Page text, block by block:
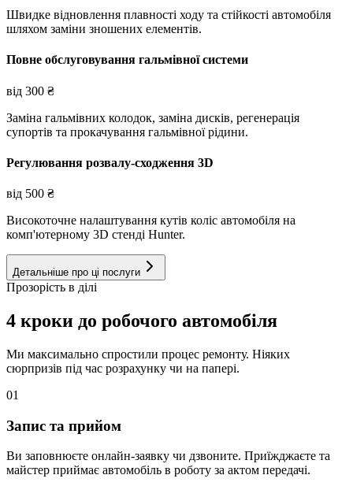
Швидке відновлення плавності ходу та стійкості автомобіля
шляхом заміни зношених елементів.
Повне обслуговування гальмівної системи
від 300 ₴
Заміна гальмівних колодок, заміна дисків, регенерація
супортів та прокачування гальмівної рідини.
Регулювання розвалу-сходження 3D
від 500 ₴
Високоточне налаштування кутів коліс автомобіля на
комп'ютерному 3D стенді Hunter.
Детальніше про ці послуги
Прозорість в ділі
4 кроки до робочого автомобіля
Ми максимально спростили процес ремонту. Ніяких
сюрпризів під час розрахунку чи на папері.
01
Запис та прийом
Ви заповнюєте онлайн-заявку чи дзвоните. Приїжджаєте та
майстер приймає автомобіль в роботу за актом передачі.